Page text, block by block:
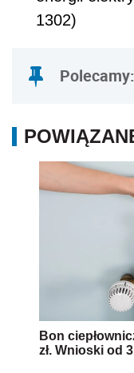
1302)
Polecamy:
Bon
zł. Wnioski od